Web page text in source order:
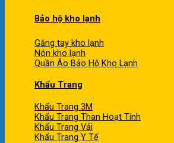
Bảo hộ kho lạnh
Găng tay kho lạnh
Nón kho lạnh
Quần Áo Bảo Hộ Kho Lạnh
Khẩu Trang
Khẩu Trang 3M
Khẩu Trang Than Hoạt Tính
Khẩu Trang Vải
Khẩu Trang Y Tế